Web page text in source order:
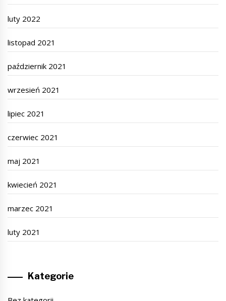
luty 2022
listopad 2021
październik 2021
wrzesień 2021
lipiec 2021
czerwiec 2021
maj 2021
kwiecień 2021
marzec 2021
luty 2021
Kategorie